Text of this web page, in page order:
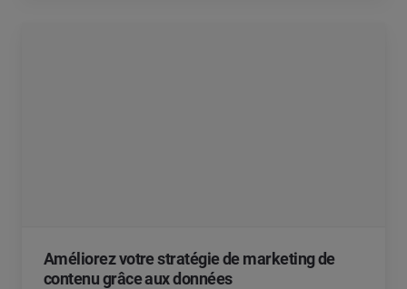
Améliorez votre stratégie de marketing de
contenu grâce aux données